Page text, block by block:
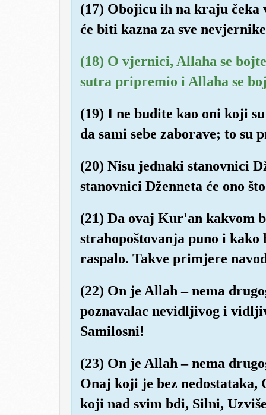
(17) Obojicu ih na kraju
će biti kazna za sve
(18) O vjernici, Allaha se
sutra pripremio i Allaha se
(19) I ne budite kao oni koji
da sami sebe zaborave; to su
(20) Nisu jednaki stanovnici
stanovnici Dženneta će ono
(21) Da ovaj Kur'an kakvom
strahopoštovanja puno i
raspalo. Takve primjere
(22) On je Allah – nema
poznavalac nevidljivog i
Samilosni!
(23) On je Allah – nema
Onaj koji je bez nedostataka,
koji nad svim bdi, Silni,